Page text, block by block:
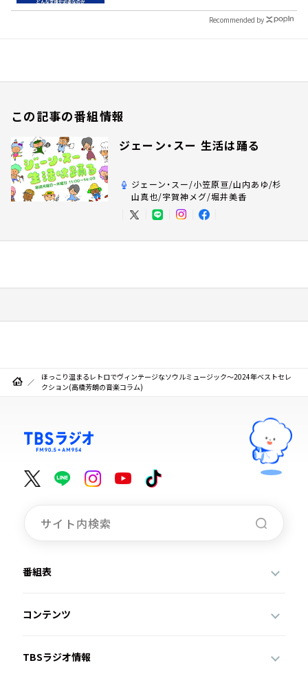
Recommended by
この記事の番組情報
ジェーン・スー 生活は踊る
ジェーン・スー/小笠原亘/山内あゆ/杉
山真也/宇賀神メグ/堀井美香
ほっこり温まるレトロでヴィンテージなソウルミュージック～2024年ベストセレ
クション(高橋芳朗の音楽コラム)
番組表
コンテンツ
TBSラジオ情報